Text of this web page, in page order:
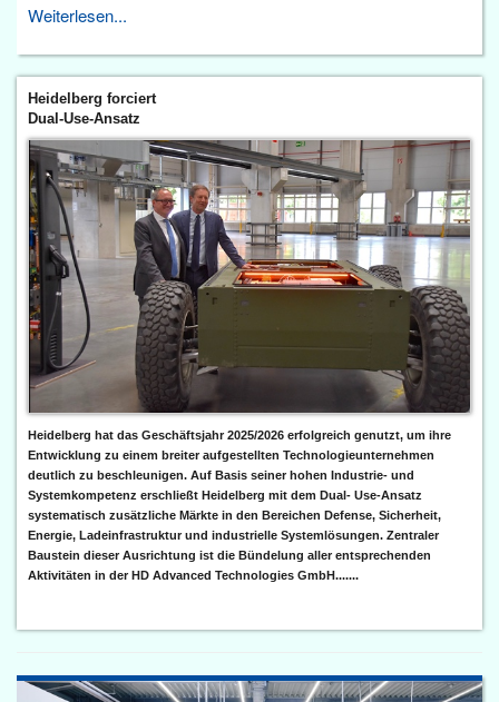
Weiterlesen...
Heidelberg forciert
Dual-Use-Ansatz
Heidelberg hat das Geschäftsjahr 2025/2026 erfolgreich genutzt, um ihre
Entwicklung zu einem breiter aufgestellten Technologieunternehmen
deutlich zu beschleunigen. Auf Basis seiner hohen Industrie- und
Systemkompetenz erschließt Heidelberg mit dem Dual- Use-Ansatz
systematisch zusätzliche Märkte in den Bereichen Defense, Sicherheit,
Energie, Ladeinfrastruktur und industrielle Systemlösungen. Zentraler
Baustein dieser Ausrichtung ist die Bündelung aller entsprechenden
Aktivitäten in der HD Advanced Technologies GmbH.......